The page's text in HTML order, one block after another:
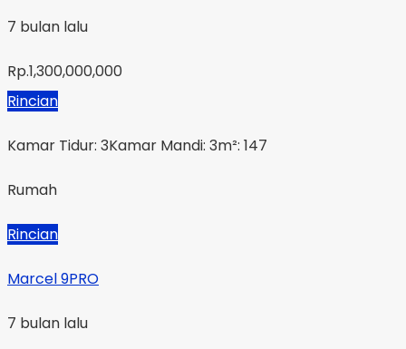
7 bulan lalu
Rp.1,300,000,000
Rincian
Kamar Tidur: 3Kamar Mandi: 3m²: 147
Rumah
Rincian
Marcel 9PRO
7 bulan lalu